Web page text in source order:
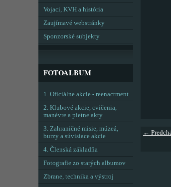
←
Vojaci, KVH a história
Zaujímavé webstránky
Sponzorské subjekty
FOTOALBUM
1. Oficiálne akcie - reenactment
2. Klubové akcie, cvičenia,
manévre a pietne akty
3. Zahraničné misie, múzeá,
burzy a súvisiace akcie
4. Členská základňa
Fotografie zo starých albumov
Zbrane, technika a výstroj